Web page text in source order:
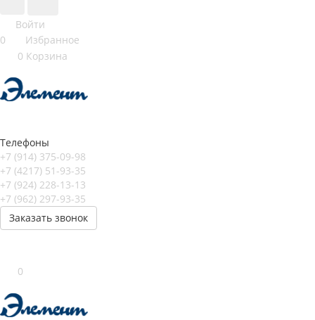
Войти
0
Избранное
0 Корзина
Телефоны
+7 (914) 375-09-98
+7 (4217) 51-93-35
+7 (924) 228-13-13
+7 (962) 297-93-35
Заказать звонок
0